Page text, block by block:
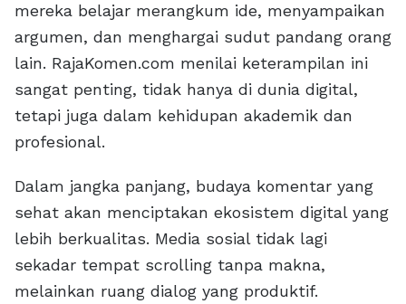
mereka belajar merangkum ide, menyampaikan
argumen, dan menghargai sudut pandang orang
lain. RajaKomen.com menilai keterampilan ini
sangat penting, tidak hanya di dunia digital,
tetapi juga dalam kehidupan akademik dan
profesional.
Dalam jangka panjang, budaya komentar yang
sehat akan menciptakan ekosistem digital yang
lebih berkualitas. Media sosial tidak lagi
sekadar tempat scrolling tanpa makna,
melainkan ruang dialog yang produktif.